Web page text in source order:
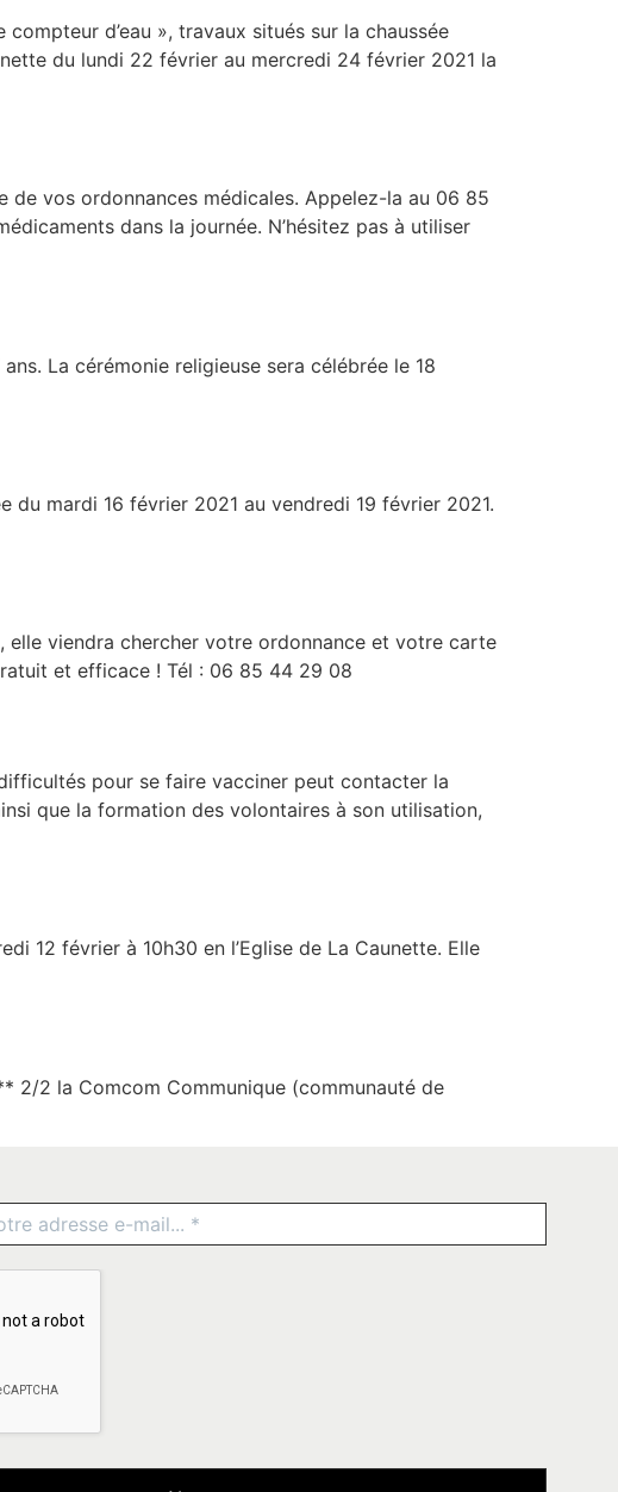
d’eau », travaux situés sur la chaussée
du lundi 22 février au mercredi 24 février 2021 la
de vos ordonnances médicales. Appelez-la au 06 85
dans la journée. N’hésitez pas à utiliser
La cérémonie religieuse sera célébrée le 18
du mardi 16 février 2021 au vendredi 19 février 2021.
viendra chercher votre ordonnance et votre carte
et efficace ! Tél : 06 85 44 29 08
pour se faire vacciner peut contacter la
que la formation des volontaires à son utilisation,
12 février à 10h30 en l’Eglise de La Caunette. Elle
2/2 la Comcom Communique (communauté de